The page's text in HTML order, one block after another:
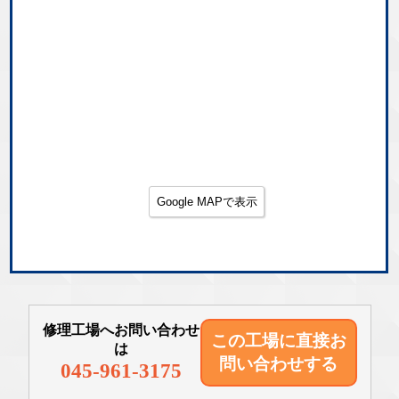
Google MAPで表示
修理工場へお問い合わせ
は
045-961-3175
この工場に直接お
問い合わせする